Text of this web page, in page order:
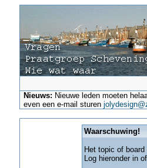
Nieuws: Nieuwe leden moeten
even een e-mail sturen
Waarschuwing!
Het topic of
Log hieronder in